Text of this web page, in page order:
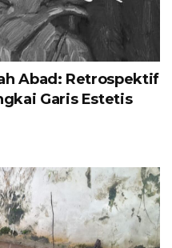
Abad: Retrospektif
Garis Estetis